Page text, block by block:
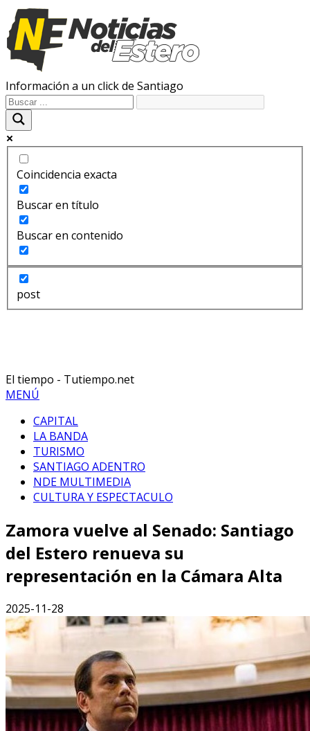
Información a un click de Santiago
Coincidencia exacta
Buscar en título
Buscar en contenido
post
El tiempo - Tutiempo.net
MENÚ
CAPITAL
LA BANDA
TURISMO
SANTIAGO ADENTRO
NDE MULTIMEDIA
CULTURA Y ESPECTACULO
Zamora vuelve al Senado: Santiago
del Estero renueva su
representación en la Cámara Alta
2025-11-28